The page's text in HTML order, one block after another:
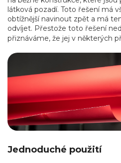
látková pozadí. Toto řešení má
obtížnější navinout zpět a má
odvíjet. Přestože toto řešení
přiznáváme, že jej v některých
Jednoduché použití